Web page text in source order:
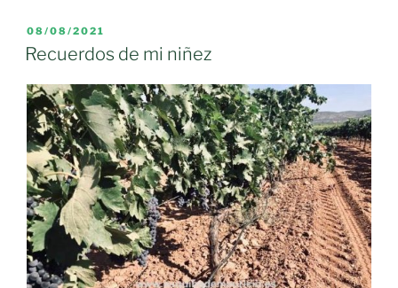
PUBLICADO
EL
08/08/2021
Recuerdos de mi niñez